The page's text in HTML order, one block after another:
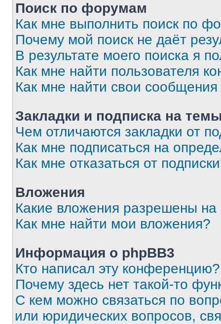
Поиск по форумам
Как мне выполнить поиск по
Почему мой поиск не даёт
В результате моего поиска я
Как мне найти пользователя
Как мне найти свои
Закладки и подписка на
Чем отличаются закладки от
Как мне подписаться на
Как мне отказаться от
Вложения
Какие вложения разрешены
Как мне найти мои вложения?
Информация о phpBB3
Кто написал эту конференцию?
Почему здесь нет такой-то
С кем можно связаться по
или юридических вопросов,